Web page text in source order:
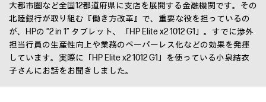
大都市圏など全国12都道府県に支店を展開する金融機関です。その
北陸銀行が取り組む『働き方改革』で、重要な役を担っているの
が、HPの “2 in 1” タブレット、「HP Elite x2 1012 G1」。すでに渉外
担当行員の生産性向上や業務のペーパーレス化などの効果を発揮
しています。実際に「HP Elite x2 1012 G1」を使っている小泉結衣
子さんにお話をお聞きしました。